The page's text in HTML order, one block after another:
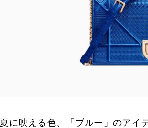
夏に映える色、「ブルー」のアイ